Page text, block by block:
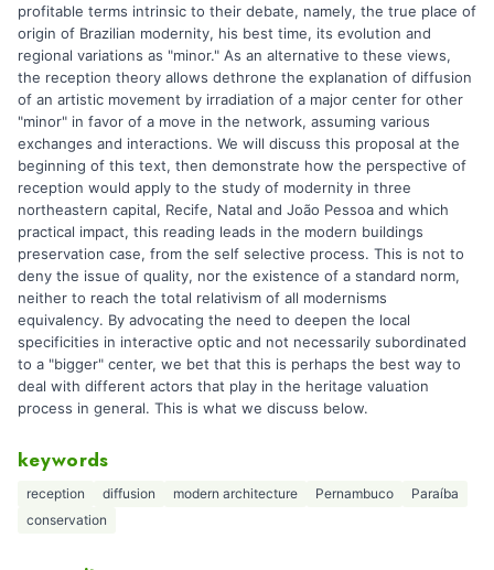
profitable terms intrinsic to their debate, namely, the true place of
origin of Brazilian modernity, his best time, its evolution and
regional variations as "minor." As an alternative to these views,
the reception theory allows dethrone the explanation of diffusion
of an artistic movement by irradiation of a major center for other
"minor" in favor of a move in the network, assuming various
exchanges and interactions. We will discuss this proposal at the
beginning of this text, then demonstrate how the perspective of
reception would apply to the study of modernity in three
northeastern capital, Recife, Natal and João Pessoa and which
practical impact, this reading leads in the modern buildings
preservation case, from the self selective process. This is not to
deny the issue of quality, nor the existence of a standard norm,
neither to reach the total relativism of all modernisms
equivalency. By advocating the need to deepen the local
specificities in interactive optic and not necessarily subordinated
to a "bigger" center, we bet that this is perhaps the best way to
deal with different actors that play in the heritage valuation
process in general. This is what we discuss below.
keywords
reception diffusion modern architecture Pernambuco
Paraíba
conservation